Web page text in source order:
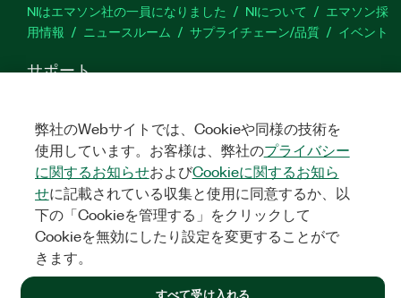
NIはエマソン社の一員になりました NIについて
エマソン採
用情報
ニュースルーム サプライチェーン/品質 イベント
サポート
するご意見
TwitterYouTube
©NATIONAL INSTRUMENTS CORP. ALL RIGHTS RESERVED.
弊社のWebサイトでは、Cookieや同様の技術を
使用しています。お客様は、弊社のプライバシー
に関するお知らせおよびCookieに関するお知ら
せに記載されている収集と使用に同意するか、以
下の「Cookieを管理する」をクリックして
Cookieを無効にしたり設定を変更することがで
きます。
すべて受け入れる